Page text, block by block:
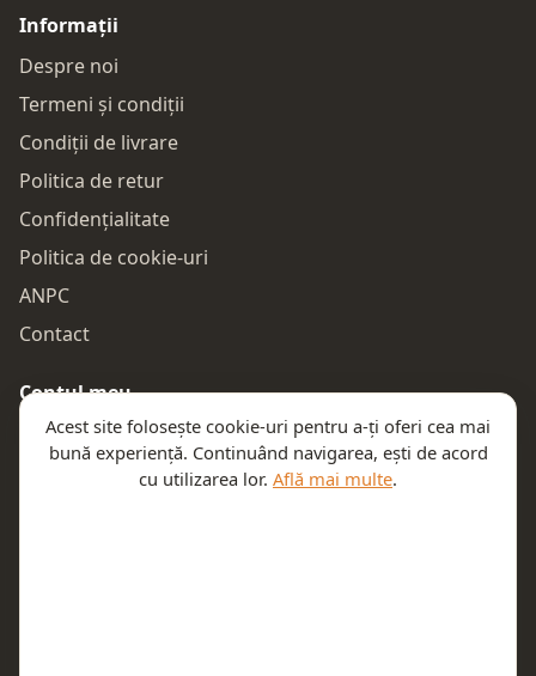
Informații
Despre noi
Termeni și condiții
Condiții de livrare
Politica de retur
Confidențialitate
Politica de cookie-uri
ANPC
Contact
Contul meu
Autentificare
Comenzile mele
Acest site folosește cookie-uri pentru a-ți oferi cea mai
bună experiență. Continuând navigarea, ești de acord
cu utilizarea lor. Află mai multe.